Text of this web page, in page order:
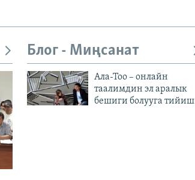
Блог - Миңсанат
Ала-Тоо – онлайн
таалимдин эл аралык
бешиги болууга тийиш